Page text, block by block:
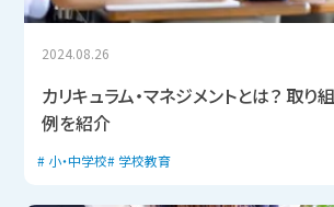
2024.08.26
カリキュラム・マネジメントとは？ 取
例を紹介
小・中学校 学校教育